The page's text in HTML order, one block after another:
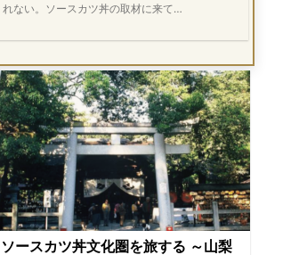
れない。ソースカツ丼の取材に来て…
ソースカツ丼文化圏を旅する ～山梨